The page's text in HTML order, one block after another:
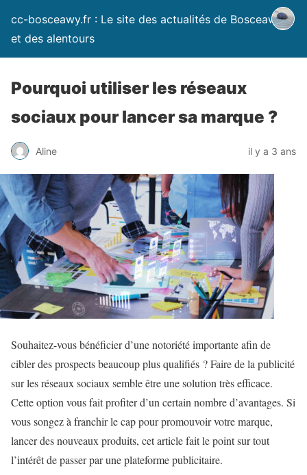
cc-bosceawy.fr : Le site des actualités de Bosceawy
et des alentours
Pourquoi utiliser les réseaux
sociaux pour lancer sa marque ?
Aline il y a 3 ans
Souhaitez-vous bénéficier d’une notoriété importante afin de
cibler des prospects beaucoup plus qualifiés ? Faire de la publicité
sur les réseaux sociaux semble être une solution très efficace.
Cette option vous fait profiter d’un certain nombre d’avantages. Si
vous songez à franchir le cap pour promouvoir votre marque,
lancer des nouveaux produits, cet article fait le point sur tout
l’intérêt de passer par une plateforme publicitaire.